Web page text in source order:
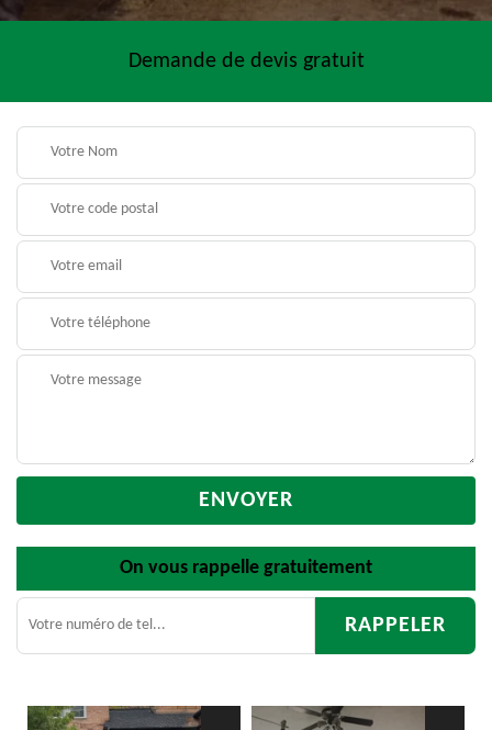
Demande de devis gratuit
On vous rappelle gratuitement